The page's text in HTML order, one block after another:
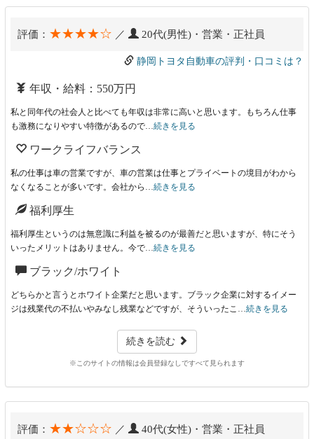
評価： ★★★★☆ ／ 20代(男性)・営業・正社員
静岡トヨタ自動車の評判・口コミは？
年収・給料：550万円
私と同年代の社会人と比べても年収は非常に高いと思います。もちろん仕事
も激務になりやすい特徴があるので… 続きを見る
ワークライフバランス
私の仕事は車の営業ですが、車の営業は仕事とプライベートの境目がわから
なくなることが多いです。会社から… 続きを見る
福利厚生
福利厚生というのは無意識に利益を被るのが最善だと思いますが、特にそう
いったメリットはありません。今で… 続きを見る
ブラック/ホワイト
どちらかと言うとホワイト企業だと思います。ブラック企業に対するイメー
ジは残業代の不払いやみなし残業などですが、そういったこ… 続きを見る
続きを読む
※このサイトの情報は会員登録なしですべて見られます
評価： ★★☆☆☆ ／ 40代(女性)・営業・正社員